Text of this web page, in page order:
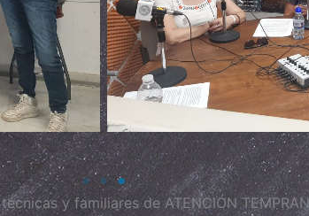
y familiares de ATENCIÓN